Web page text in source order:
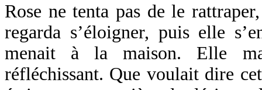
Rose ne tenta pas de le
regarda s’éloigner, puis elle
menait à la maison. Elle
réfléchissant. Que voulait dire